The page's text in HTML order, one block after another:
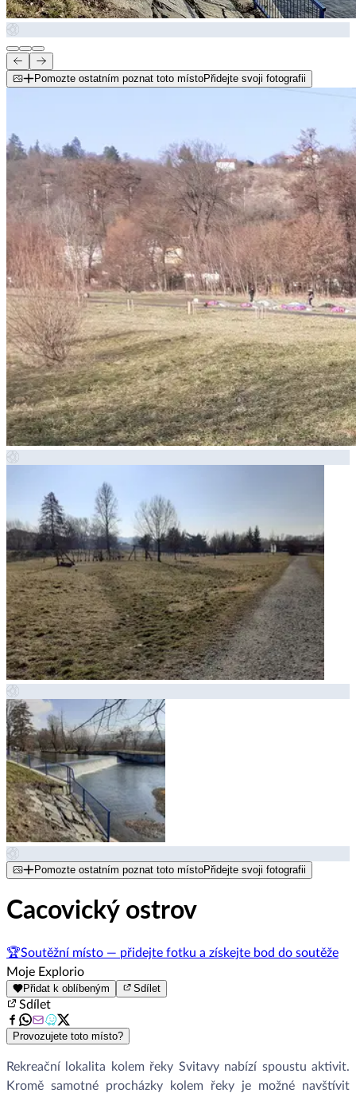
Pomozte ostatním poznat toto místoPřidejte svoji fotografii
Pomozte ostatním poznat toto místoPřidejte svoji fotografii
Cacovický ostrov
🏆Soutěžní místo — přidejte fotku a získejte bod do soutěže
Moje Explorio
Přidat k oblíbeným Sdílet
Sdílet
Provozujete toto místo?
Rekreační lokalita kolem řeky Svitavy nabízí spoustu aktivit.
Kromě samotné procházky kolem řeky je možné navštívit